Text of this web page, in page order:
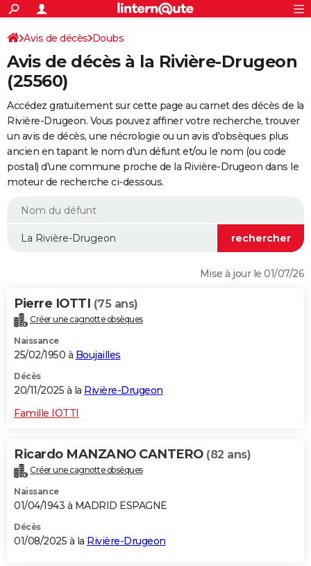
ACTUALITÉS
Politique
Société
Faits Divers
Education
Monde
Villes
+
SPORT
Coupe du monde 2026
Football
Tennis
Cyclisme
Rugby
Forum
FINANCE
Retraite
Impôts
Epargne
Immobilier
Risques naturels par ville
Banque
Assurance
Crédit
Essais
Réserver un essai
Citadines
Berlines
SUV
Forum auto
+
HIGH-TECH
Mobiles
Meilleur smartphone
Internet
Ordinateurs
Jeux vidéo
Guide high-tech
+BRICOLAGE
Forum
Aménagement intérieur
Extérieur
Cuisine
Salle de bains
Jardinage
Rangement
WEEK-END
Guides de France
Escapades
Patrimoine
Expositions
Musées
Week-end nature
LIFESTYLE
Alimentation
Guide de la santé
Maladies
Médicaments
Sommeil
VOYAGE
Destinations
City break
Voyage nature
Voyage de noces
Forum
Climat
+PHOTO
GUIDES D'ACHAT
BONS PLANS
CARTE DE VOEUX
Dictionnaire
Biographies
Citations
Expressions
Proverbes
PROGRAMME TV
COPAINS D'AVANT
S'inscrire
Se connecter
Lycées
Collèges
Primaires
Universités
Entreprises
Service militaire
Avis de recherche
AVIS DE DÉCÈS
Avis de décès Doubs
Avis de décès à la Rivière-Drugeon
(25560)
Accédez gratuitement sur cette page au carnet des décès de la
Rivière-Drugeon. Vous pouvez affiner votre recherche, trouver
un avis de décès, une nécrologie ou un avis d'obsèques plus
ancien en tapant le nom d'un défunt et/ou le nom (ou code
postal) d'une commune proche de la Rivière-Drugeon dans le
moteur de recherche ci-dessous.
Mise à jour le 01/07/26
Pierre IOTTI (75 ans)
Créer une cagnotte obsèques
Naissance
25/02/1950 à Boujailles
Décès
20/11/2025 à la Rivière-Drugeon
Famille IOTTI
Ricardo MANZANO CANTERO (82 ans)
Créer une cagnotte obsèques
Naissance
01/04/1943 à MADRID ESPAGNE
Décès
01/08/2025 à la Rivière-Drugeon